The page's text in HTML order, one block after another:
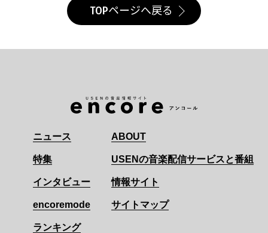
TOPページへ戻る
ニュース
特集
インタビュー
encoremode
ランキング
ABOUT
USENの音楽配信サービスと番組
情報サイト
サイトマップ